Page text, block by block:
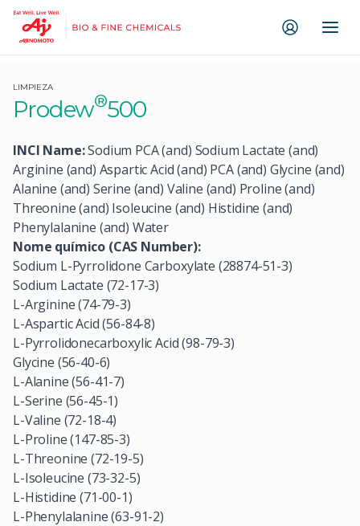
Ir direto ao conteúdo
LIMPIEZA
Prodew®500
INCI Name:Sodium PCA (and) Sodium Lactate (and)
Arginine (and) Aspartic Acid (and) PCA (and) Glycine (and)
Alanine (and) Serine (and) Valine (and) Proline (and)
Threonine (and) Isoleucine (and) Histidine (and)
Phenylalanine (and) Water
Nome químico (CAS Number):
Sodium L-Pyrrolidone Carboxylate (28874-51-3)
Sodium Lactate (72-17-3)
L-Arginine (74-79-3)
L-Aspartic Acid (56-84-8)
L-Pyrrolidonecarboxylic Acid (98-79-3)
Glycine (56-40-6)
L-Alanine (56-41-7)
L-Serine (56-45-1)
L-Valine (72-18-4)
L-Proline (147-85-3)
L-Threonine (72-19-5)
L-Isoleucine (73-32-5)
L-Histidine (71-00-1)
L-Phenylalanine (63-91-2)